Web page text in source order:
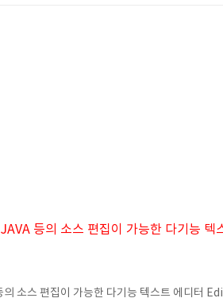
등의 소스 편집이 가능한 다기능
소스 편집이 가능한 다기능 텍스트 에디터